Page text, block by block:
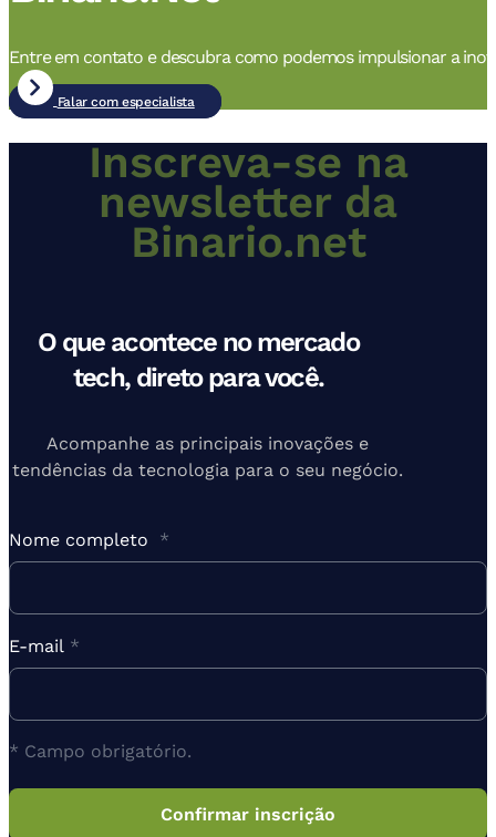
Entre em contato e descubra como podemos impulsionar a
Falar com especialista
Inscreva-se na
newsletter da
Binario.net
O que acontece no mercado
tech, direto para você.
Acompanhe as principais inovações e
tendências da tecnologia para o seu negócio.
Nome completo *
E-mail *
* Campo obrigatório.